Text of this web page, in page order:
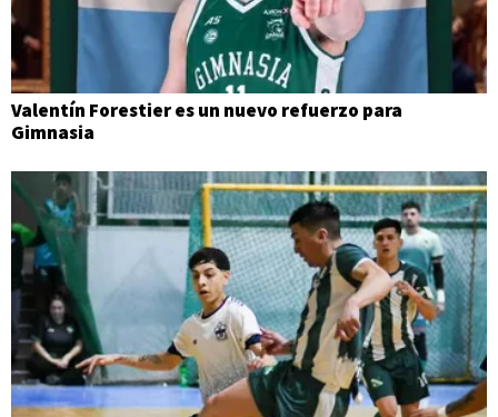
Valentín Forestier es un nuevo refuerzo para
Gimnasia